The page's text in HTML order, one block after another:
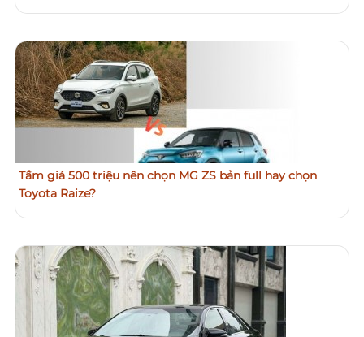
Tầm giá 500 triệu nên chọn MG ZS bản full hay chọn
Toyota Raize?